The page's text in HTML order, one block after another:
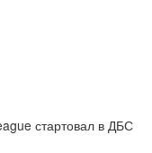
стартовал в ДБС